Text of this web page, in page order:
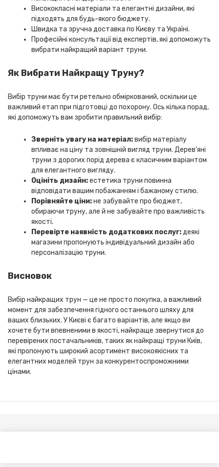
Висококласні матеріали та елегантні дизайни, які
підходять для будь-якого бюджету.
Швидка та зручна доставка по Києву та Україні.
Професійні консультації від експертів, які допоможуть
вибрати найкращий варіант труни.
Як Вибрати Найкращу Труну?
Вибір труни має бути ретельно обміркований, оскільки це
важливий етап при підготовці до похорону. Ось кілька порад,
які допоможуть вам зробити правильний вибір:
Зверніть увагу на матеріал:вибір матеріалу
впливає на ціну та зовнішній вигляд труни. Дерев'яні
труни з дорогих порід дерева є класичним варіантом
для елегантного вигляду.
Оцініть дизайн:естетика труни повинна
відповідати вашим побажанням і бажаному стилю.
Порівняйте ціни:не забувайте про бюджет,
обираючи труну, але й не забувайте про важливість
якості.
Перевірте наявність додаткових послуг:деякі
магазини пропонують індивідуальний дизайн або
персоналізацію труни.
Висновок
Вибір найкращих трун — це не просто покупка, а важливий
момент для забезпечення гідного останнього шляху для
ваших близьких. У Києві є багато варіантів, але якщо ви
хочете бути впевненими в якості, найкраще звернутися до
перевірених постачальників, таких як найкращі труни Київ,
які пропонують широкий асортимент високоякісних та
елегантних моделей трун за конкурентоспроможними
цінами.